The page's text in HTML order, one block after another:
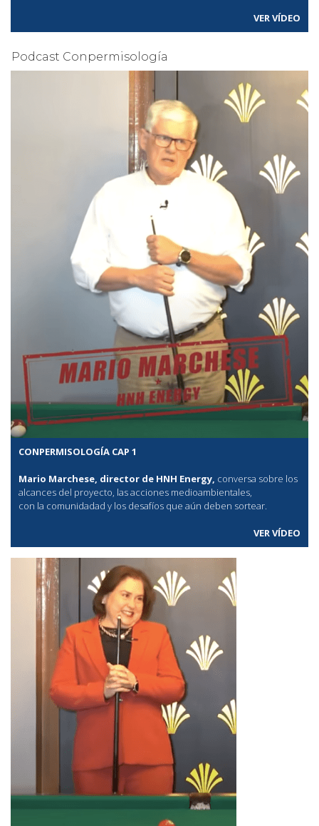
VER VÍDEO
Podcast Conpermisología
CONPERMISOLOGÍA CAP 1
Mario Marchese, director de HNH Energy, conversa sobre los
alcances del proyecto, las acciones medioambientales,
con la comunidadad y los desafíos que aún deben sortear.
VER VÍDEO